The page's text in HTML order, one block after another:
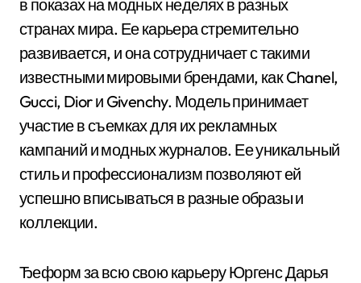
в показах на модных неделях в разных
странах мира. Ее карьера стремительно
развивается, и она сотрудничает с такими
известными мировыми брендами, как Chanel,
Gucci, Dior и Givenchy. Модель принимает
участие в съемках для их рекламных
кампаний и модных журналов. Ее уникальный
стиль и профессионализм позволяют ей
успешно вписываться в разные образы и
коллекции.
Ђеформ за всю свою карьеру Юргенс Дарья